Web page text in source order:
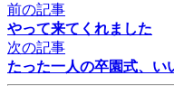
前の記事
やって来てくれました
次の記事
たった一人の卒園式、い